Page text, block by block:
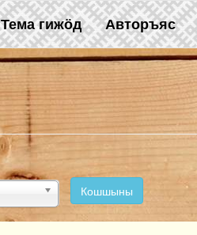
Тема гижӧд Авторъяс
Кошшыны